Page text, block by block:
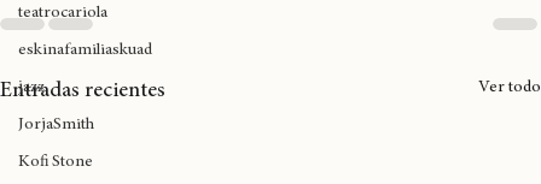
teatrocariola
eskinafamiliaskuad
jazz
JorjaSmith
Entradas recientes